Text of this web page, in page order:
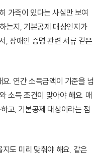
가족이 있다는 사실만 보여
는지, 기본공제 대상인지가
, 장애인 증명 관련 서류 같은
. 연간 소득금액이 기준을 넘
소득 조건이 맞아야 해요. 매
고, 기본공제 대상이라는 점
도 미리 맞춰야 해요. 같은